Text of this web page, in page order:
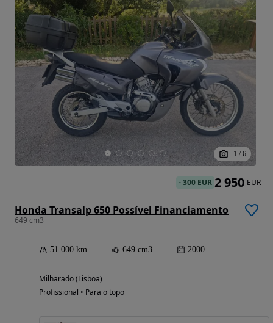
1 / 6
Honda Transalp 650 Possível Financiamento
649 cm3
51 000 km 649 cm3 2000
Milharado (Lisboa)
Profissional • Para o topo
-300 EUR 2 950 EUR